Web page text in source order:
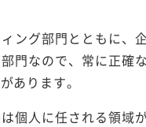
ング部門とともに、
門なので、常に正確
あります。
個人に任される領域